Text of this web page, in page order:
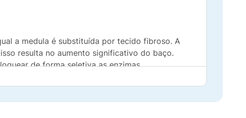
a medula é substituída por tecido fibroso. A
resulta no aumento significativo do baço.
de forma seletiva as enzimas
o risco de complicações sanguíneas ou
produz muitas células vermelhas do sangue.
pode aliviar os sintomas, diminui o tamanho